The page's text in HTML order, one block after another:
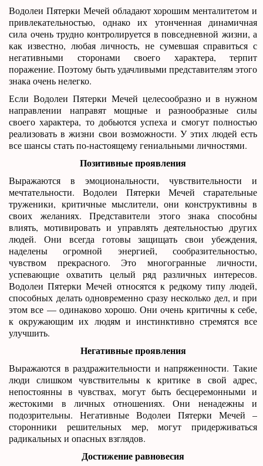
Водолеи Пятерки Мечей обладают хорошим менталитетом и
привлекательностью, однако их утонченная динамичная
сила очень трудно контролируется в повседневной жизни, а
как известно, любая личность, не сумевшая справиться с
негативными сторонами своего характера, терпит
поражение. Поэтому быть удачливыми представителям этого
знака очень нелегко.
Если Водолеи Пятерки Мечей целесообразно и в нужном
направлении направят мощные и разнообразные силы
своего характера, то добьются успеха и смогут полностью
реализовать в жизни свои возможности. У этих людей есть
все шансы стать по-настоящему гениальными личностями.
Позитивные проявления
Выражаются в эмоциональности, чувствительности и
мечтательности. Водолеи Пятерки Мечей старательные
труженики, критичные мыслители, они конструктивны в
своих желаниях. Представители этого знака способны
влиять, мотивировать и управлять деятельностью других
людей. Они всегда готовы защищать свои убеждения,
наделены огромной энергией, сообразительностью,
чувством прекрасного. Это многогранные личности,
успевающие охватить целый ряд различных интересов.
Водолеи Пятерки Мечей относятся к редкому типу людей,
способных делать одновременно сразу несколько дел, и при
этом все — одинаково хорошо. Они очень критичны к себе,
к окружающим их людям и инстинктивно стремятся все
улучшить.
Негативные проявления
Выражаются в раздражительности и напряженности. Такие
люди слишком чувствительны к критике в свой адрес,
непостоянны в чувствах, могут быть бесцеремонными и
жестокими в личных отношениях. Они ненадежны и
подозрительны. Негативные Водолеи Пятерки Мечей –
сторонники решительных мер, могут придерживаться
радикальных и опасных взглядов.
Достижение равновесия